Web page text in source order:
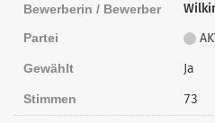
Bewerberin / Bewerber
Partei
Gewählt Ja
Stimmen 73